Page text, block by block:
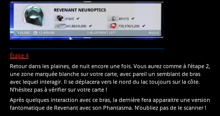
Étape 4
Retour dans les plaines, de nuit encore une fois. Vous aurez comme à l’étape 2,
une zone marquée blanche sur votre carte, avec pareil un semblant de bras
avec lequel interagir. Il se déplacera vers le nord du lac toujours sur la côte.
N’hésitez pas à vérifier sur votre carte !
Après quelques interaction avec ce bras, la dernière fera apparaitre une version
fantomatique de Revenant avec son Phantasma. N’oubliez pas de le scanner !